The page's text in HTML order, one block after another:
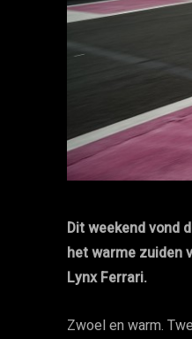
Dit weekend vond
het warme zuiden
Lynx Ferrari.
Zwoel en warm.